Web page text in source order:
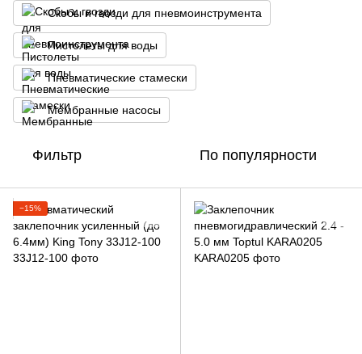
Скобы и гвозди для пневмоинструмента
Пистолеты для воды
Пневматические стамески
Мембранные насосы
Фильтр По популярности
−15%